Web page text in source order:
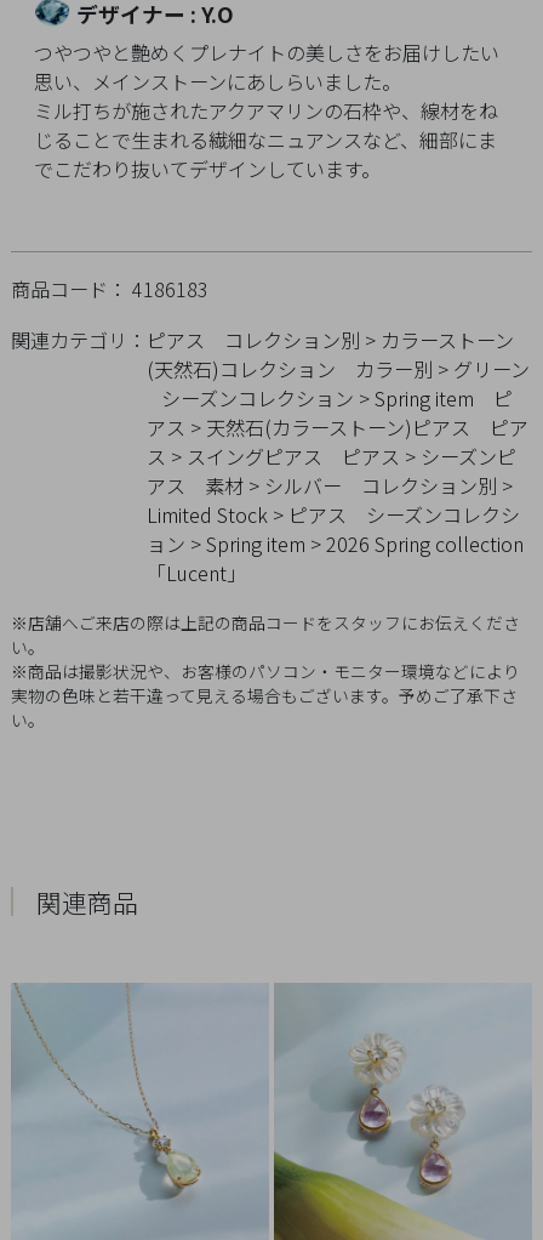
デザイナー : Y.O
つやつやと艶めくプレナイトの美しさをお届けしたい
思い、メインストーンにあしらいました。
ミル打ちが施されたアクアマリンの石枠や、線材をね
じることで生まれる繊細なニュアンスなど、細部にま
でこだわり抜いてデザインしています。
商品コード： 4186183
関連カテゴリ： ピアス コレクション別 > カラーストーン
(天然石)コレクション
カラー別 > グリーン
シーズンコレクション >Spring item
ピ
アス > 天然石(カラーストーン)ピアス
ピア
ス > スイングピアス ピアス > シーズンピ
アス
素材 > シルバー コレクション別 >
Limited Stock > ピアス
シーズンコレクシ
ョン >Spring item >2026 Spring collection
「Lucent」
※店舗へご来店の際は上記の商品コードをスタッフにお伝えくださ
い。
※商品は撮影状況や、お客様のパソコン・モニター環境などにより
実物の色味と若干違って見える場合もございます。予めご了承下さ
い。
関連商品
Q&A
SHOP
LIST
プ
ラ
イ
シ
取